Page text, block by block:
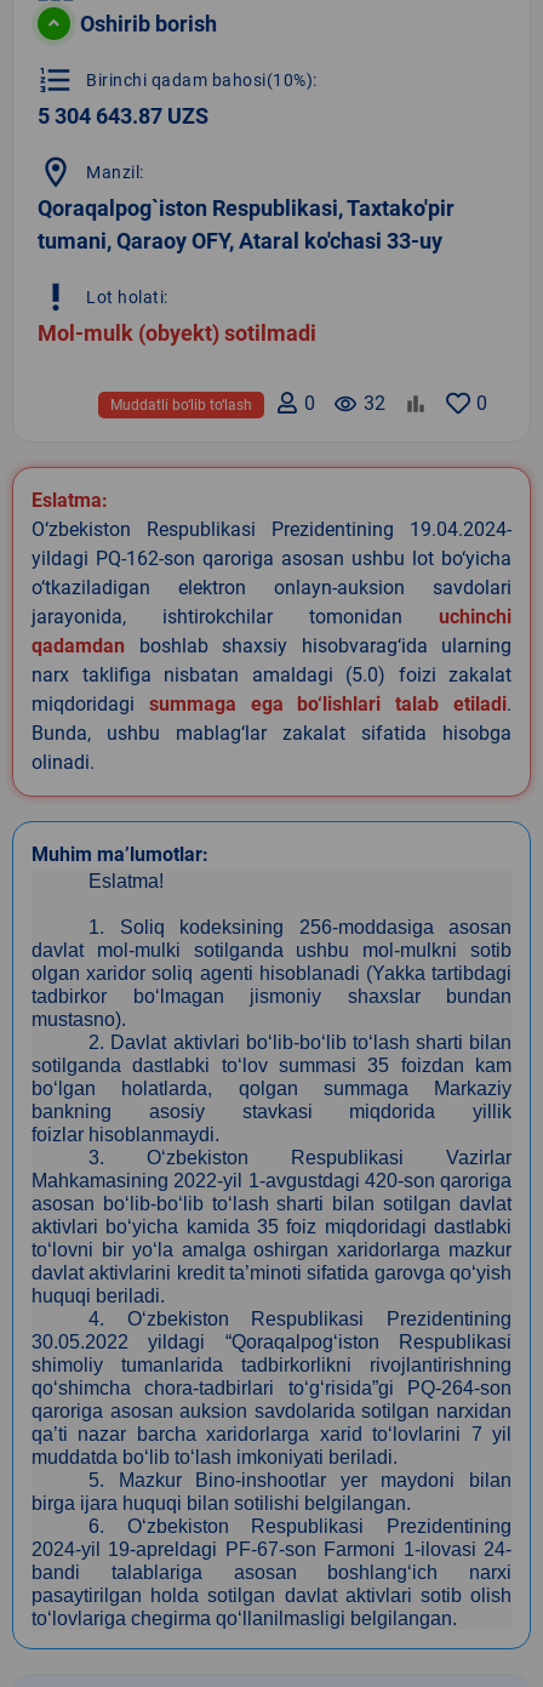
Oshirib borish
format_list_numbered Birinchi qadam bahosi(10%):
5 304 643.87 UZS
location_on Manzil:
Qoraqalpog`iston Respublikasi, Taxtako'pir
tumani, Qaraoy OFY, Ataral ko'chasi 33-uy
priority_high Lot holati:
Mol-mulk (obyekt) sotilmadi
0
remove_red_eye 32
0
Muddatli bo‘lib to‘lash
Eslatma:
O‘zbekiston Respublikasi Prezidentining 19.04.2024-
yildagi PQ-162-son qaroriga asosan ushbu lot bo‘yicha
o‘tkaziladigan elektron onlayn-auksion savdolari
jarayonida, ishtirokchilar tomonidan uchinchi
qadamdan boshlab shaxsiy hisobvarag‘ida ularning
narx taklifiga nisbatan amaldagi (5.0) foizi zakalat
miqdoridagi summaga ega bo‘lishlari talab etiladi.
Bunda, ushbu mablag‘lar zakalat sifatida hisobga
olinadi.
Muhim ma’lumotlar:
Eslatma!
1. Soliq kodeksining 256-moddasiga asosan
davlat mol-mulki sotilganda ushbu mol-mulkni sotib
olgan xaridor soliq agenti hisoblanadi (Yakka tartibdagi
tadbirkor bo‘lmagan jismoniy shaxslar bundan
mustasno).
2. Davlat aktivlari bo‘lib-bo‘lib to‘lash sharti bilan
sotilganda dastlabki to‘lov summasi 35 foizdan kam
bo‘lgan holatlarda, qolgan summaga Markaziy
bankning asosiy stavkasi miqdorida yillik
foizlar hisoblanmaydi.
3. O‘zbekiston Respublikasi Vazirlar
Mahkamasining 2022-yil 1-avgustdagi 420-son qaroriga
asosan bo‘lib-bo‘lib to‘lash sharti bilan sotilgan davlat
aktivlari bo‘yicha kamida 35 foiz miqdoridagi dastlabki
to‘lovni bir yo‘la amalga oshirgan xaridorlarga mazkur
davlat aktivlarini kredit ta’minoti sifatida garovga qo‘yish
huquqi beriladi.
4. O‘zbekiston Respublikasi Prezidentining
30.05.2022 yildagi “Qoraqalpog‘iston Respublikasi
shimoliy tumanlarida tadbirkorlikni rivojlantirishning
qo‘shimcha chora-tadbirlari to‘g‘risida”gi PQ-264-son
qaroriga asosan auksion savdolarida sotilgan narxidan
qa’ti nazar barcha xaridorlarga xarid to‘lovlarini 7 yil
muddatda bo‘lib to‘lash imkoniyati beriladi.
5. Mazkur Bino-inshootlar yer maydoni bilan
birga ijara huquqi bilan sotilishi belgilangan.
6. O‘zbekiston Respublikasi Prezidentining
2024-yil 19-apreldagi PF-67-son Farmoni 1-ilovasi 24-
bandi talablariga asosan boshlang‘ich narxi
pasaytirilgan holda sotilgan davlat aktivlari sotib olish
to‘lovlariga chegirma qo‘llanilmasligi belgilangan.